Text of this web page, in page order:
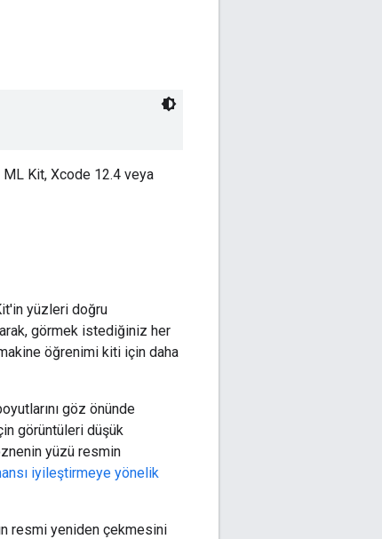
ML Kit, Xcode 12.4 veya
yüzleri doğru
görmek istediğiniz her
öğrenimi kiti için daha
göz önünde
görüntüleri düşük
yüzü resmin
iyileştirmeye yönelik
resmi yeniden çekmesini